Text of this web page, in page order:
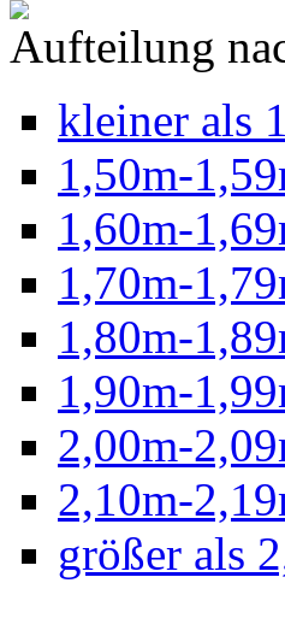
Aufteilung
kleiner als
1,50m-
1,60m-
1,70m-
1,80m-
1,90m-
2,00m-
2,10m-
größer als